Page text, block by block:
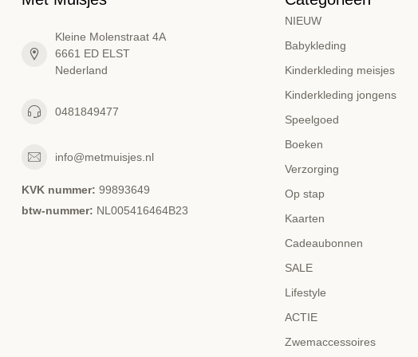
Kleine Molenstraat 4A
6661 ED ELST
Nederland
0481849477
info@metmuisjes.nl
KVK nummer: 99893649
btw-nummer: NL005416464B23
NIEUW
Babykleding
Kinderkleding meisjes
Kinderkleding jongens
Speelgoed
Boeken
Verzorging
Op stap
Kaarten
Cadeaubonnen
SALE
Lifestyle
ACTIE
Zwemaccessoires